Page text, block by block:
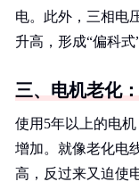
电。此外，三相电
升高，形成“偏科式
三、电机老化
使用5年以上的电
增加。就像老化电
高，反过来又迫使